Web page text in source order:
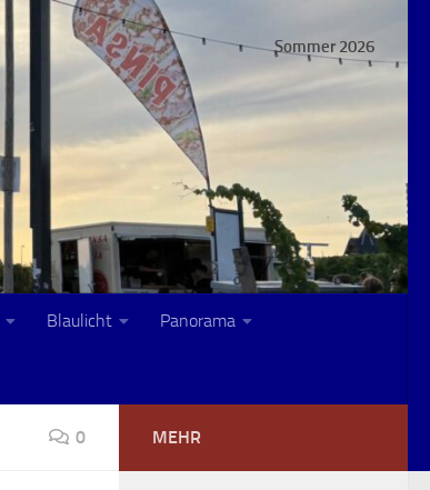
Sommer 2026
Blaulicht Panorama
0 MEHR